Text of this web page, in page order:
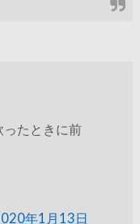
ったときに前
年1月13日